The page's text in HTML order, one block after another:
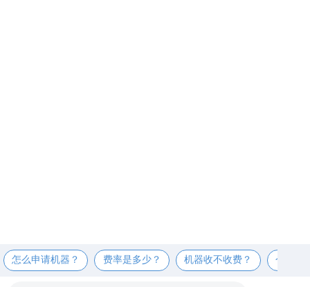
怎么申请机器？ 费率是多少？ 机器收不收费？ 个人可